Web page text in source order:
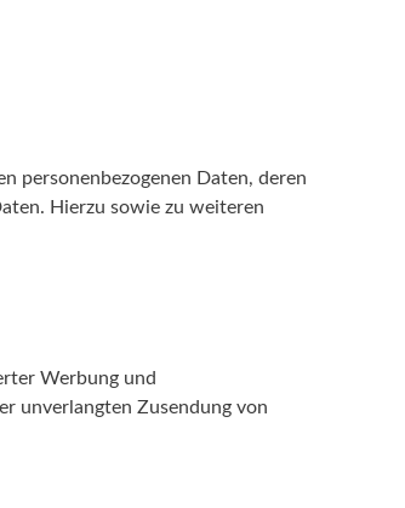
personenbezogenen Daten, deren
Hierzu sowie zu weiteren
Werbung und
unverlangten Zusendung von